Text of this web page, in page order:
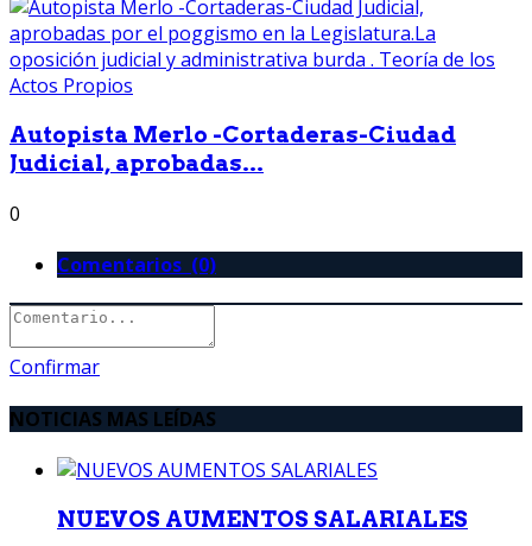
Autopista Merlo -Cortaderas-Ciudad
Judicial, aprobadas...
0
Comentarios (0)
Confirmar
NOTICIAS MAS LEÍDAS
NUEVOS AUMENTOS SALARIALES